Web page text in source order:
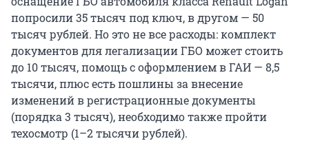
попросили 35 тысяч под ключ, в другом — 50
тысяч рублей. Но это не все расходы: комплект
документов для легализации ГБО может стоить
до 10 тысяч, помощь с оформлением в ГАИ — 8,5
тысячи, плюс есть пошлины за внесение
изменений в регистрационные документы
(порядка 3 тысяч), необходимо также пройти
техосмотр (1–2 тысячи рублей).